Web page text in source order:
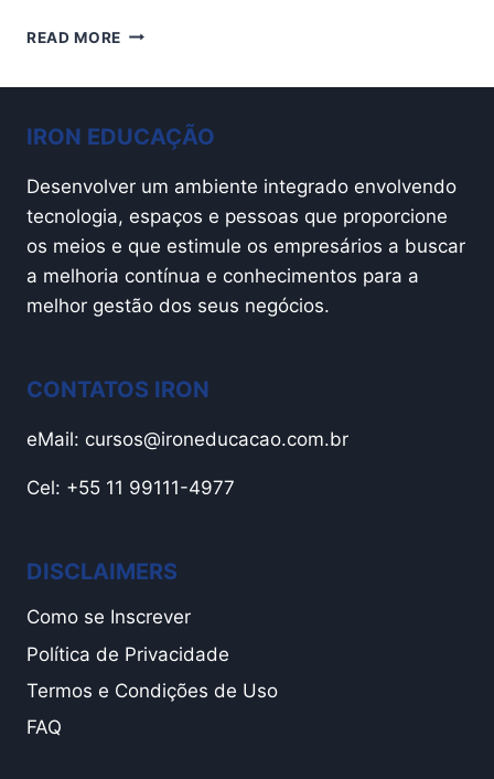
READ MORE POR
IRON EDUCAÇÃO
Desenvolver um ambiente integrado envolvendo
tecnologia, espaços e pessoas que proporcione
os meios e que estimule os empresários a buscar
a melhoria contínua e conhecimentos para a
melhor gestão dos seus negócios.
CONTATOS IRON
eMail: cursos@ironeducacao.com.br
Cel: +55 11 99111-4977
DISCLAIMERS
Como se Inscrever
Política de Privacidade
Termos e Condições de Uso
FAQ